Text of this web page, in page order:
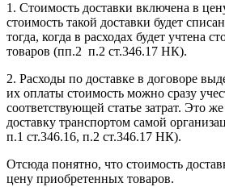
1. Стоимость доставки включена в
стоимость такой доставки будет
тогда, когда в расходах будет учтена
товаров (пп.2 п.2 ст.346.17 НК).
2. Расходы по доставке в договоре
их оплаты стоимость можно сразу
соответствующей статье затрат. Это
доставку транспортом самой
п.1 ст.346.16, п.2 ст.346.17 НК).
Отсюда понятно, что стоимость
цену приобретенных товаров.